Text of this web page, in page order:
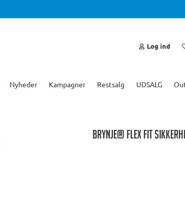
Log ind
Nyheder Kampagner Restsalg UDSALG
BRYNJE® FLEX FIT